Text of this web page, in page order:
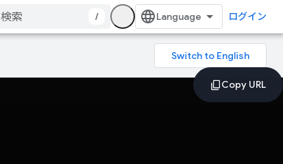
/ ログイン